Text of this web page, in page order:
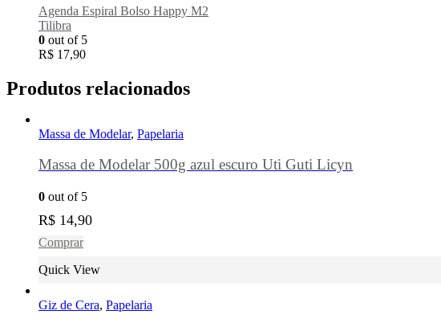
Agenda Espiral Bolso Happy M2
Tilibra
0 out of 5
R$ 17,90
Produtos relacionados
Massa de Modelar, Papelaria
Massa de Modelar 500g azul escuro Uti Guti Licyn
0 out of 5
R$ 14,90
Comprar
Quick View
Giz de Cera, Papelaria